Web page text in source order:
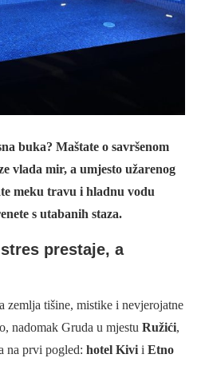
buka? Maštate o savršenom
vlada mir, a umjesto užarenog
meku travu i hladnu vodu
s utabanih staza.
prestaje, a
zemlja tišine, mistike i nevjerojatne
nadomak Gruda u mjestu Ružići,
na prvi pogled: hotel Kivi i Etno